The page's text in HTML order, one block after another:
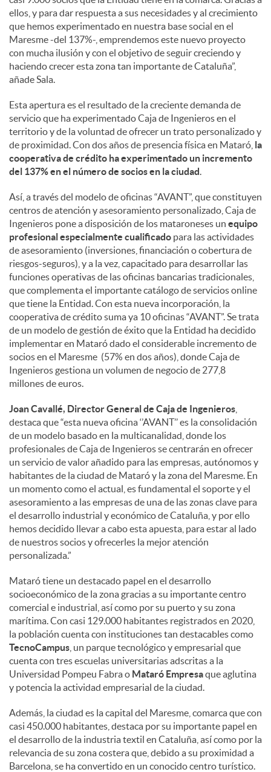
ellos, y para dar respuesta a sus necesidades y al crecimiento
que hemos experimentado en nuestra base social en el
Maresme -del 137%-, emprendemos este nuevo proyecto
con mucha ilusión y con el objetivo de seguir creciendo y
haciendo crecer esta zona tan importante de Cataluña”,
añade Sala.
Esta apertura es el resultado de la creciente demanda de
servicio que ha experimentado Caja de Ingenieros en el
territorio y de la voluntad de ofrecer un trato personalizado y
de proximidad. Con dos años de presencia física en Mataró, la
cooperativa de crédito ha experimentado un incremento
del 137% en el número de socios en la ciudad
Así, a través del modelo de oficinas “AVANT”, que constituyen
centros de atención y asesoramiento personalizado, Caja de
Ingenieros pone a disposición de los mataroneses un equipo
profesional especialmente cualificado para las actividades
de asesoramiento (inversiones, financiación o cobertura de
riesgos-seguros), y a la vez, capacitado para desarrollar las
funciones operativas de las oficinas bancarias tradicionales,
que complementa el importante catálogo de servicios online
que tiene la Entidad. Con esta nueva incorporación, la
cooperativa de crédito suma ya 10 oficinas “AVANT”. Se trata
de un modelo de gestión de éxito que la Entidad ha decidido
implementar en Mataró dado el considerable incremento de
socios en el Maresme (57% en dos años), donde Caja de
Ingenieros gestiona un volumen de negocio de 277,8
millones de euros.
Joan Cavallé, Director General de Caja de Ingenieros
destaca que “esta nueva oficina ‘’AVANT’’ es la consolidación
de un modelo basado en la multicanalidad, donde los
profesionales de Caja de Ingenieros se centrarán en ofrecer
un servicio de valor añadido para las empresas, autónomos y
habitantes de la ciudad de Mataró y la zona del Maresme. En
un momento como el actual, es fundamental el soporte y el
asesoramiento a las empresas de una de las zonas clave para
el desarrollo industrial y económico de Cataluña, y por ello
hemos decidido llevar a cabo esta apuesta, para estar al lado
de nuestros socios y ofrecerles la mejor atención
personalizada.”
Mataró tiene un destacado papel en el desarrollo
socioeconómico de la zona gracias a su importante centro
comercial e industrial, así como por su puerto y su zona
marítima. Con casi 129.000 habitantes registrados en 2020,
la población cuenta con instituciones tan destacables como
TecnoCampus , un parque tecnológico y empresarial que
cuenta con tres escuelas universitarias adscritas a la
Universidad Pompeu Fabra o Mataró Empresaque aglutina
y potencia la actividad empresarial de la ciudad.
Además, la ciudad es la capital del Maresme, comarca que con
casi 450.000 habitantes, destaca por su importante papel en
el desarrollo de la industria textil en Cataluña, así como por la
relevancia de su zona costera que, debido a su proximidad a
Barcelona, se ha convertido en un conocido centro turístico.